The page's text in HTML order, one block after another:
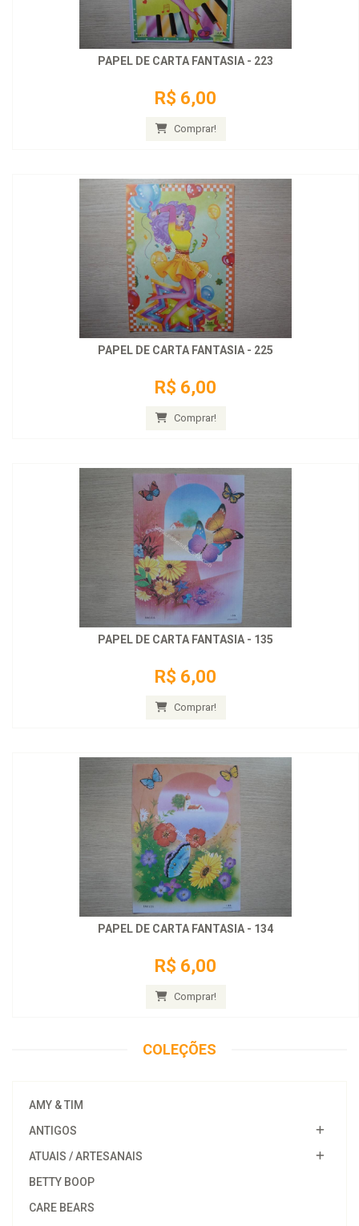
PAPEL DE CARTA FANTASIA - 223
R$ 6,00
Comprar!
PAPEL DE CARTA FANTASIA - 225
R$ 6,00
Comprar!
PAPEL DE CARTA FANTASIA - 135
R$ 6,00
Comprar!
PAPEL DE CARTA FANTASIA - 134
R$ 6,00
Comprar!
COLEÇÕES
AMY & TIM
ANTIGOS
ATUAIS / ARTESANAIS
BETTY BOOP
CARE BEARS